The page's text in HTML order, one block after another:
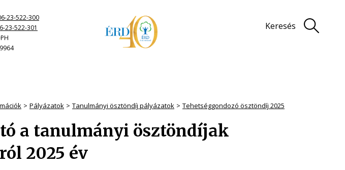
23-522-300
23-522-301
Keresés
Pályázatok Tanulmányi ösztöndíj pályázatok Tehetséggondozó ösztöndíj 2025
a tanulmányi ösztöndíjak
2025 év